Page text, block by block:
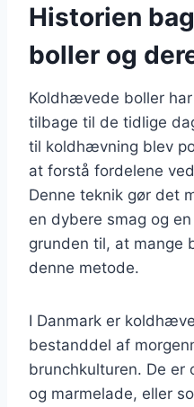
Historien
boller og
Koldhævede boller
tilbage til de tidlige
til koldhævning blev
at forstå fordelene
Denne teknik gør det
en dybere smag og
grunden til, at mange
denne metode.
I Danmark er
bestanddel af
brunchkulturen. De er
og marmelade, eller